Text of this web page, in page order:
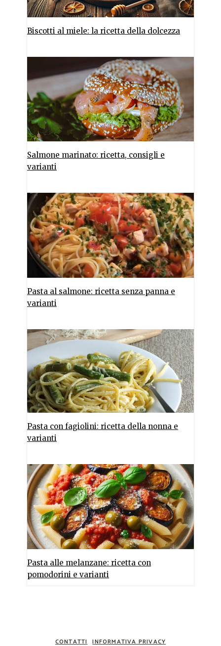
Biscotti al miele: la ricetta della dolcezza
Salmone marinato: ricetta, consigli e
varianti
Pasta al salmone: ricetta senza panna e
varianti
Pasta con fagiolini: ricetta della nonna e
varianti
Pasta alle melanzane: ricetta con
pomodorini e varianti
CONTATTI INFORMATIVA PRIVACY